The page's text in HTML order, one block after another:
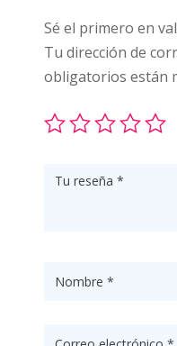
Sé el primero en
Tu dirección de
obligatorios están